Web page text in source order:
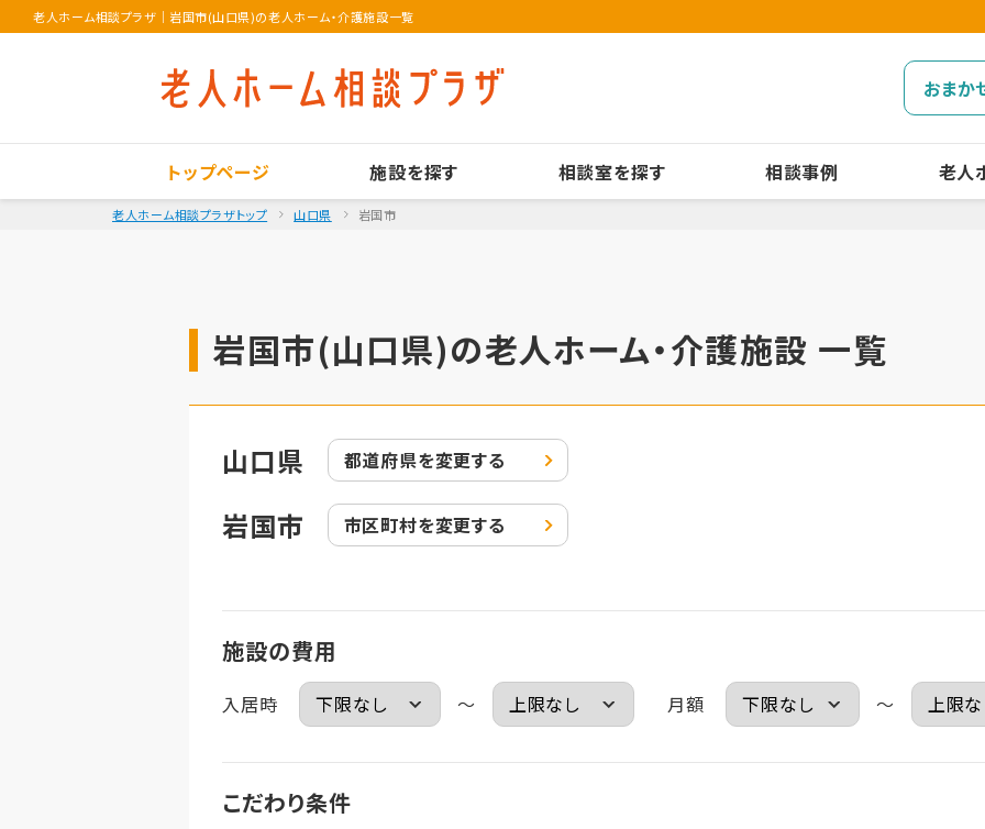
老人ホーム相談プラザ ｜ 岩国市(山口県)の老人ホーム・介護施設一覧
おまか
トップページ 施設を探す 相談室を探す 相談事例 老人
老人ホーム相談プラザトップ 山口県 岩国市
岩国市(山口県)の老人ホーム・介護施設 一覧
山口県 都道府県を変更する
岩国市 市区町村を変更する
施設の費用
入居時 ～ 月額 ～
こだわり条件